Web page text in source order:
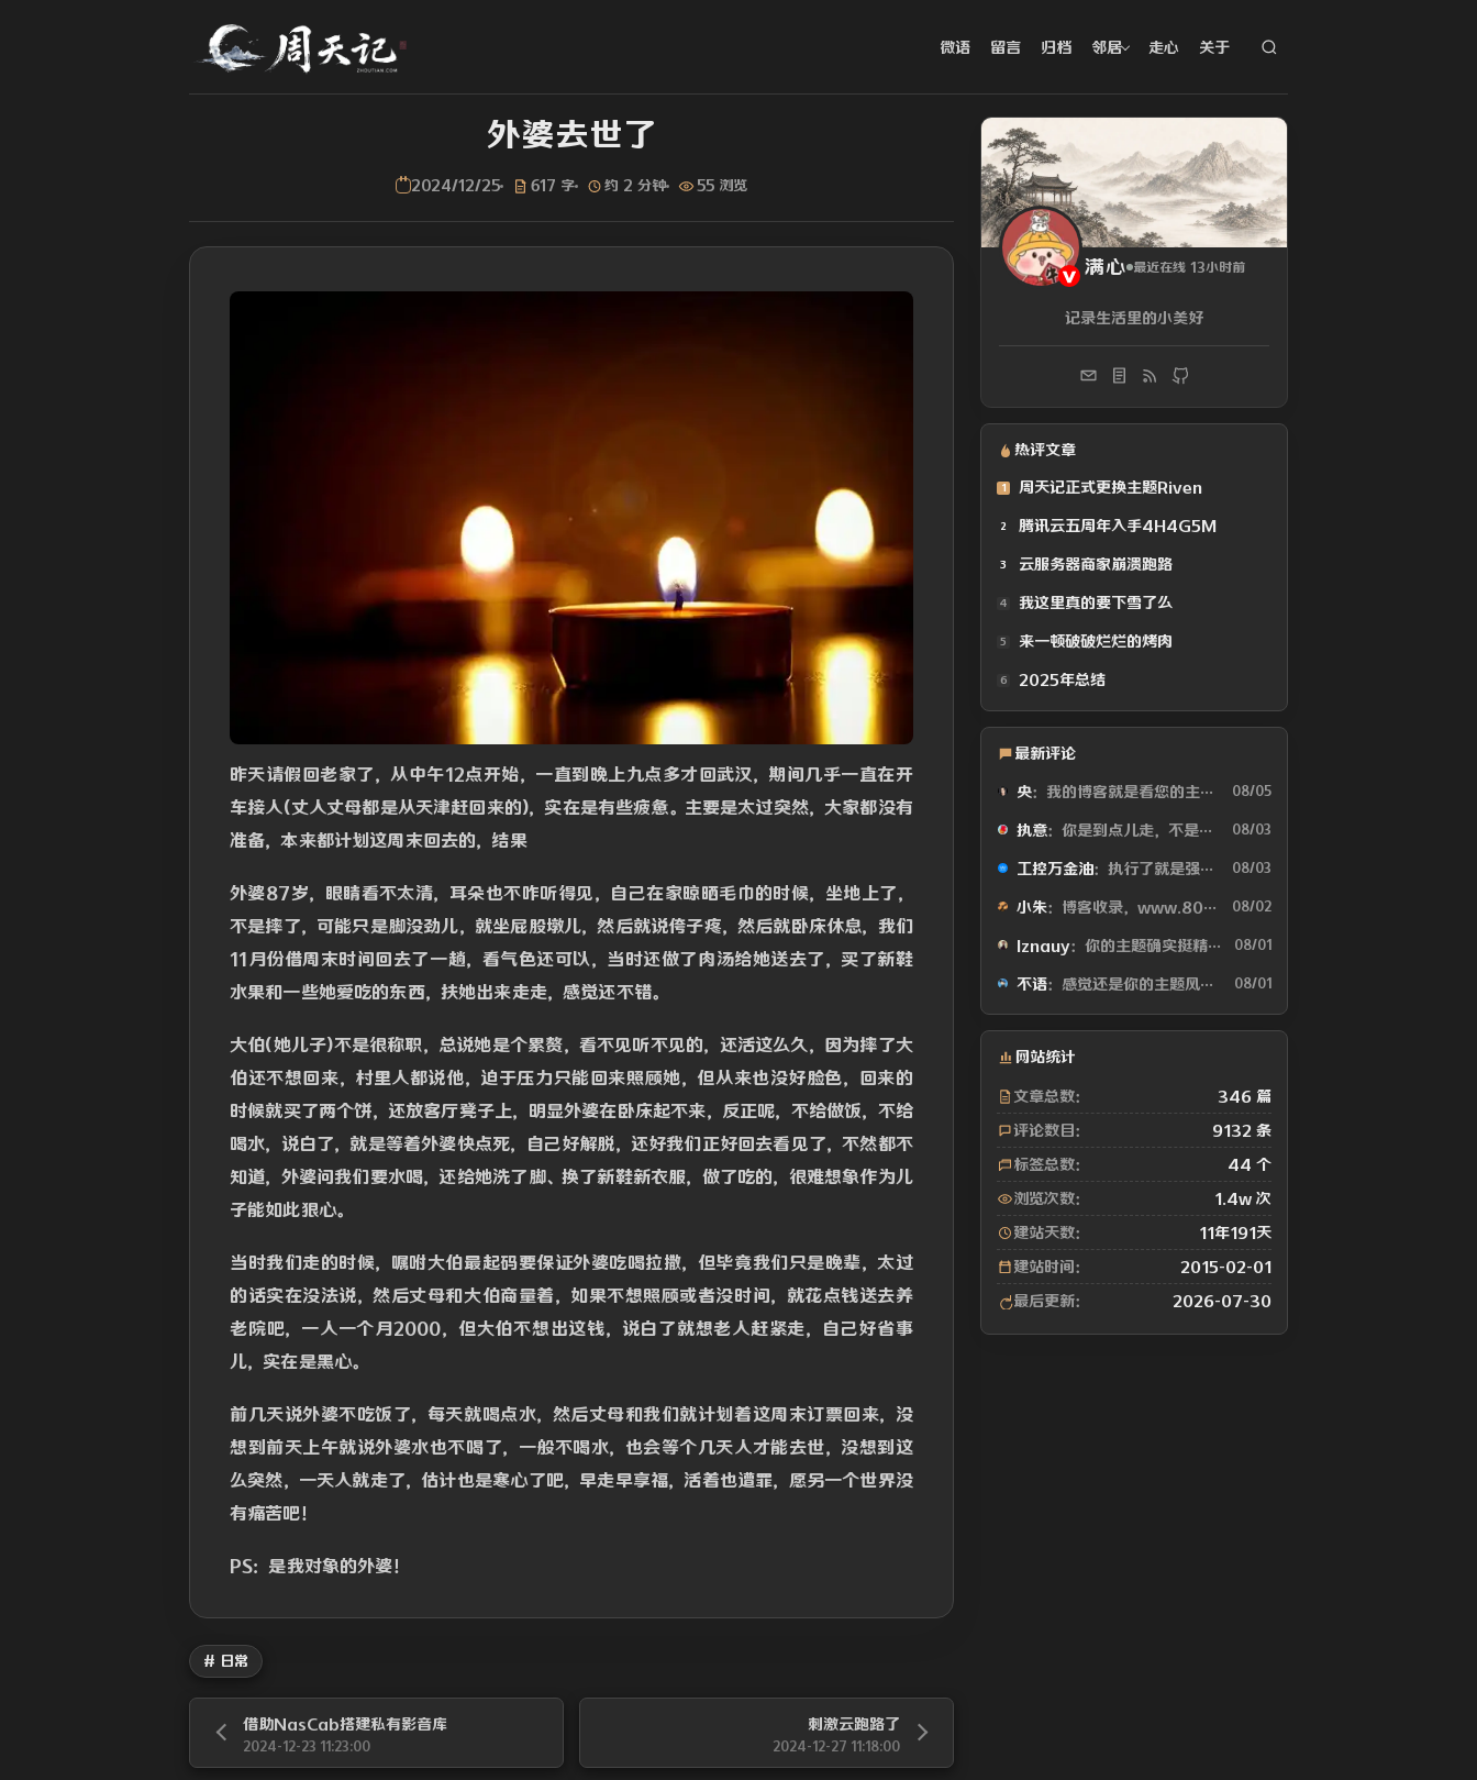
微语 留言 归档 邻居 走心 关于
外婆去世了
2024/12/25 617 字 约 2 分钟 55 浏览
昨天请假回老家了，从中午12点开始，一直到晚上九点多才回武汉，期间几乎一直在开
车接人(丈人丈母都是从天津赶回来的)，实在是有些疲惫。主要是太过突然，大家都没有
准备，本来都计划这周末回去的，结果
外婆87岁，眼睛看不太清，耳朵也不咋听得见，自己在家晾晒毛巾的时候，坐地上了，
不是摔了，可能只是脚没劲儿，就坐屁股墩儿，然后就说侉子疼，然后就卧床休息，我们
11月份借周末时间回去了一趟，看气色还可以，当时还做了肉汤给她送去了，买了新鞋
水果和一些她爱吃的东西，扶她出来走走，感觉还不错。
大伯(她儿子)不是很称职，总说她是个累赘，看不见听不见的，还活这么久，因为摔了大
伯还不想回来，村里人都说他，迫于压力只能回来照顾她，但从来也没好脸色，回来的
时候就买了两个饼，还放客厅凳子上，明显外婆在卧床起不来，反正呢，不给做饭，不给
喝水，说白了，就是等着外婆快点死，自己好解脱，还好我们正好回去看见了，不然都不
知道，外婆问我们要水喝，还给她洗了脚、换了新鞋新衣服，做了吃的，很难想象作为儿
子能如此狠心。
当时我们走的时候，嘱咐大伯最起码要保证外婆吃喝拉撒，但毕竟我们只是晚辈，太过
的话实在没法说，然后丈母和大伯商量着，如果不想照顾或者没时间，就花点钱送去养
老院吧，一人一个月2000，但大伯不想出这钱，说白了就想老人赶紧走，自己好省事
儿，实在是黑心。
前几天说外婆不吃饭了，每天就喝点水，然后丈母和我们就计划着这周末订票回来，没
想到前天上午就说外婆水也不喝了，一般不喝水，也会等个几天人才能去世，没想到这
么突然，一天人就走了，估计也是寒心了吧，早走早享福，活着也遭罪，愿另一个世界没
有痛苦吧！
PS：是我对象的外婆！
# 日常
借助NasCab搭建私有影音库
2024-12-23 11:23:00
刺激云跑路了
2024-12-27 11:18:00
满心 最近在线 13小时前
记录生活里的小美好
热评文章
1 周天记正式更换主题Riven
2 腾讯云五周年入手4H4G5M
3 云服务器商家崩溃跑路
4 我这里真的要下雪了么
5 来一顿破破烂烂的烤肉
6 2025年总结
最新评论
央：我的博客就是看您的主题魔改的。现在好多人用你这个AI做的，就否定别人... 08/05
执意：你是到点儿走，不是早走，怕啥 08/03
工控万金油：执行了就是强。但这个质量问题不应该由物业或是房产公司来处理吗😂 08/03
小朱：博客收录，www.80tz.cn😊 08/02
lznauy：你的主题确实挺精致的，一看就是花很多时间打磨的，现在都是用AI写代码... 08/01
不语：感觉还是你的主题风格好看 08/01
网站统计
文章总数： 346 篇
评论数目： 9132 条
标签总数： 44 个
浏览次数： 1.4w 次
建站天数： 11年191天
建站时间： 2015-02-01
最后更新： 2026-07-30